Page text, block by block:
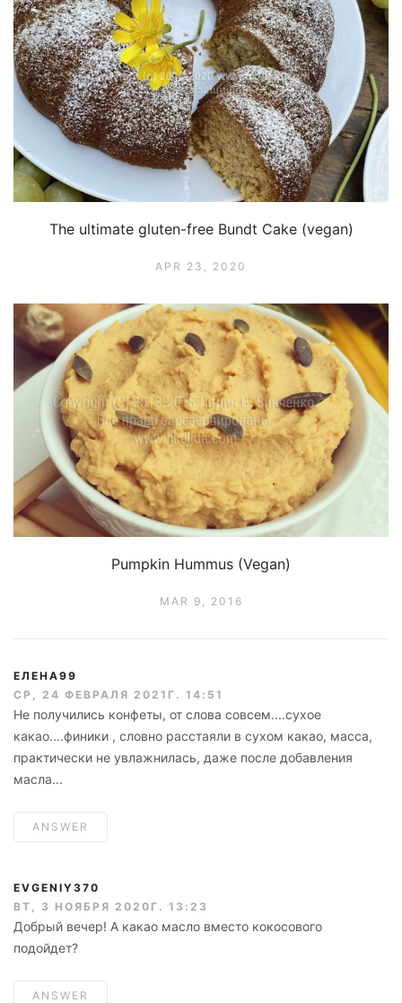
The ultimate gluten-free Bundt Cake (vegan)
APR 23, 2020
Pumpkin Hummus (Vegan)
MAR 9, 2016
ЕЛЕНА99
СР, 24 ФЕВРАЛЯ 2021Г. 14:51
Не получились конфеты, от слова совсем....сухое
какао....финики , словно расстаяли в сухом какао, масса,
практически не увлажнилась, даже после добавления
масла...
ANSWER
EVGENIY370
ВТ, 3 НОЯБРЯ 2020Г. 13:23
Добрый вечер! А какао масло вместо кокосового
подойдет?
ANSWER